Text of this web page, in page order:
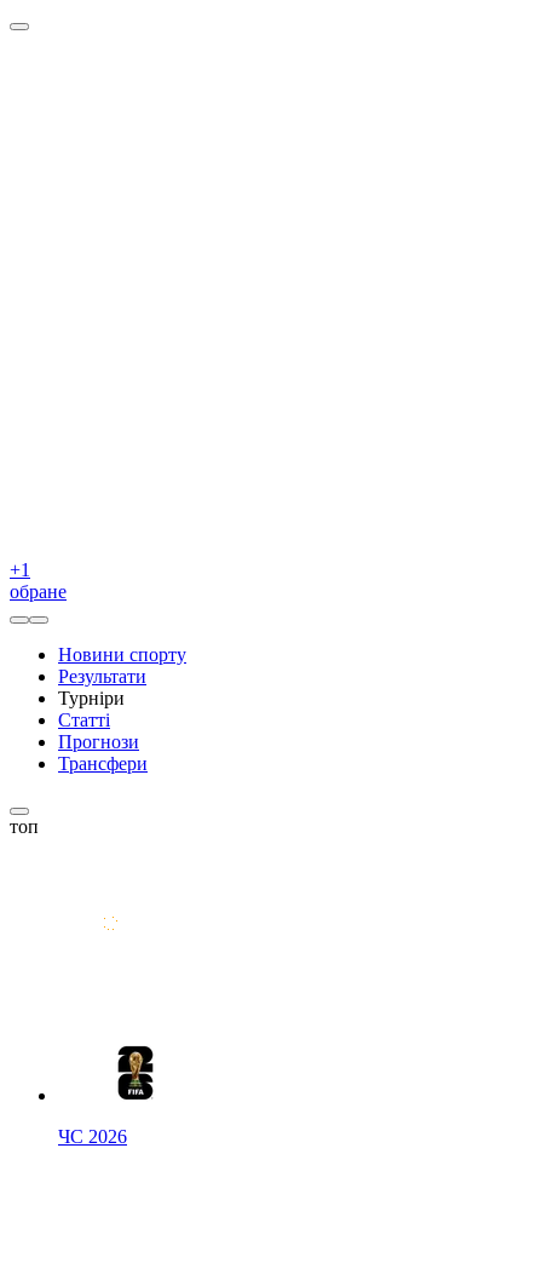
+1
обране
Новини спорту
Результати
Турніри
Статті
Прогнози
Трансфери
топ
ЧС 2026